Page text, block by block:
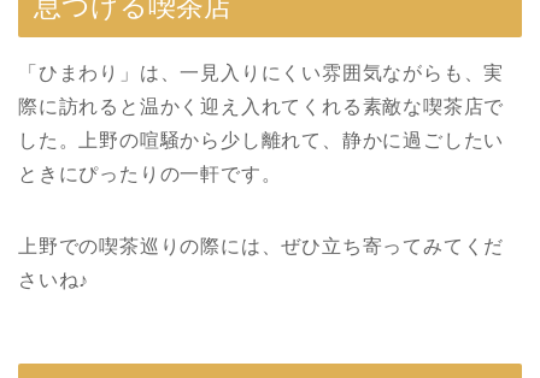
息つける喫茶店
「ひまわり」は、一見入りにくい雰囲気ながらも、実
際に訪れると温かく迎え入れてくれる素敵な喫茶店で
した。上野の喧騒から少し離れて、静かに過ごしたい
ときにぴったりの一軒です。
上野での喫茶巡りの際には、ぜひ立ち寄ってみてくだ
さいね♪